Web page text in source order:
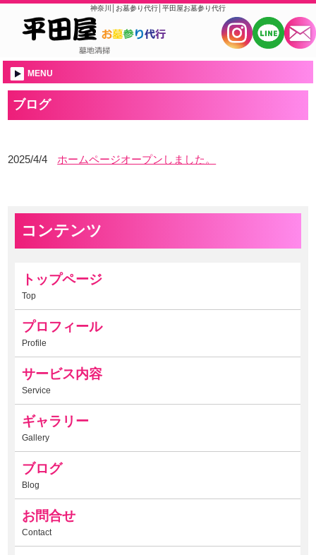
神奈川│お墓参り代行│平田屋お墓参り代行
MENU
ブログ
2025/4/4 ホームページオープンしました。
コンテンツ
トップページ
Top
プロフィール
Profile
サービス内容
Service
ギャラリー
Gallery
ブログ
Blog
お問合せ
Contact